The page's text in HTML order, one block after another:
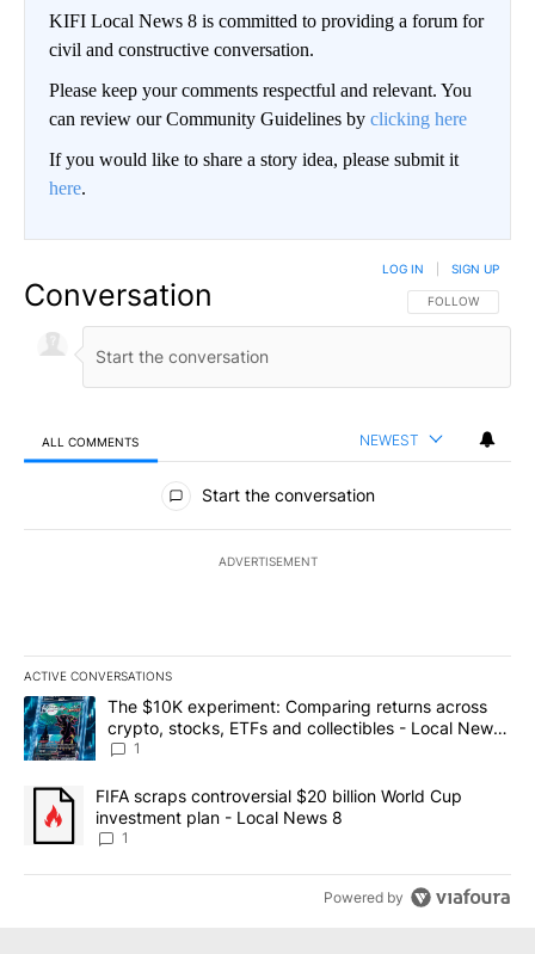
KIFI Local News 8 is committed to providing a forum for
civil and constructive conversation.
Please keep your comments respectful and relevant. You
can review our Community Guidelines by clicking here
If you would like to share a story idea, please submit it
here.
Conversation FOLLOW THIS
FOLLOW
LOG IN SIGN UP
ALL COMMENTS NEWEST
All Comments
Start the conversation
ADVERTISEMENT
ACTIVE CONVERSATIONS
The following is a list of the most commented articles in the last
A trending article titled "The $10K experiment: Comparing
The $10K experiment: Comparing returns across
crypto, stocks, ETFs and collectibles - Local News
8
1
A trending article titled "FIFA scraps controversial $20 billion
FIFA scraps controversial $20 billion World Cup
investment plan - Local News 8
1
Powered by